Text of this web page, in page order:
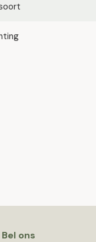
Bel ons